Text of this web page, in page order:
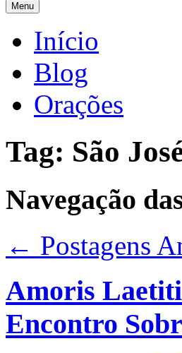
Menu
Início
Blog
Orações
Tag: São
Navegação
← Postagens
Amoris
Encontro